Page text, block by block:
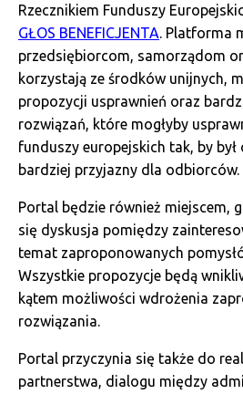
Rzecznikiem Funduszy
GŁOS BENEFICJENTA. Platforma
przedsiębiorcom, samorządom
korzystają ze środków unijnych,
propozycji usprawnień oraz
rozwiązań, które mogłyby
funduszy europejskich tak, by
bardziej przyjazny dla odbiorców.
Portal będzie również miejscem,
się dyskusja pomiędzy
temat zaproponowanych
Wszystkie propozycje będą
kątem możliwości wdrożenia
rozwiązania.
Portal przyczynia się także do
partnerstwa, dialogu między